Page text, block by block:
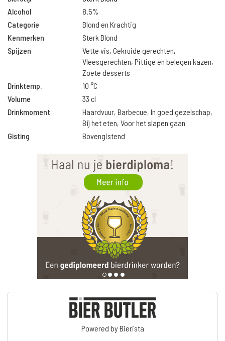
Alcohol
8.5%
Categorie
Blond en Krachtig
Kenmerken
Sterk Blond
Spijzen
Vette vis, Gekruide gerechten,
Vleesgerechten, Pittige en belegen kazen,
Zoete desserts
Drinktemp.
10 °C
Volume
33 cl
Drinkmoment
Haardvuur, Barbecue, In goed gezelschap,
Bij het eten, Voor het slapen gaan
Gisting
Bovengistend
Powered by Bierista